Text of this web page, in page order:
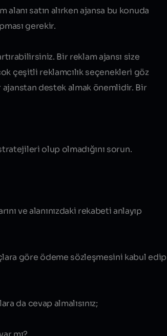
satın alırken ajansa bu konuda
gerekir.
Bir reklam ajansı size
çeşitli reklamcılık seçenekleri göz
ajanstan destek almak önemlidir. Bir
olup olmadığını sorun.
ve alanınızdaki rekabeti anlayıp
göre ödeme sözleşmesini kabul edip
da cevap almalısınız;